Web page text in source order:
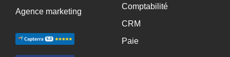
Agence marketing
Comptabilité
CRM
Paie